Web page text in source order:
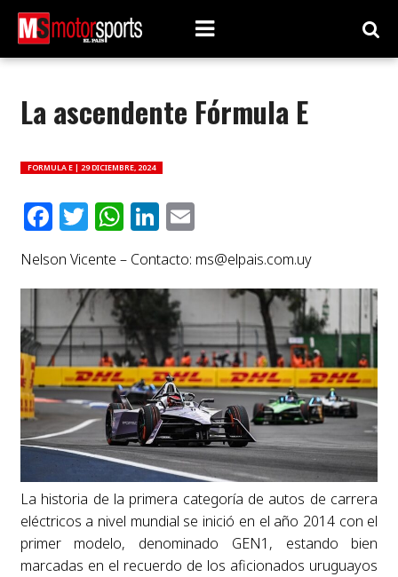
La ascendente Fórmula E
FORMULA E | 29 DICIEMBRE, 2024
Facebook
Twitter
WhatsApp
LinkedIn
Email
Nelson Vicente – Contacto: ms@elpais.com.uy
La historia de la primera categoría de autos de carrera
eléctricos a nivel mundial se inició en el año 2014 con el
primer modelo, denominado GEN1, estando bien
marcadas en el recuerdo de los aficionados uruguayos